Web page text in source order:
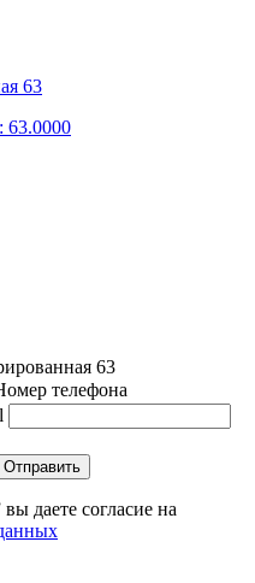
63
63.0000
63
телефона
Отправить
даете согласие на